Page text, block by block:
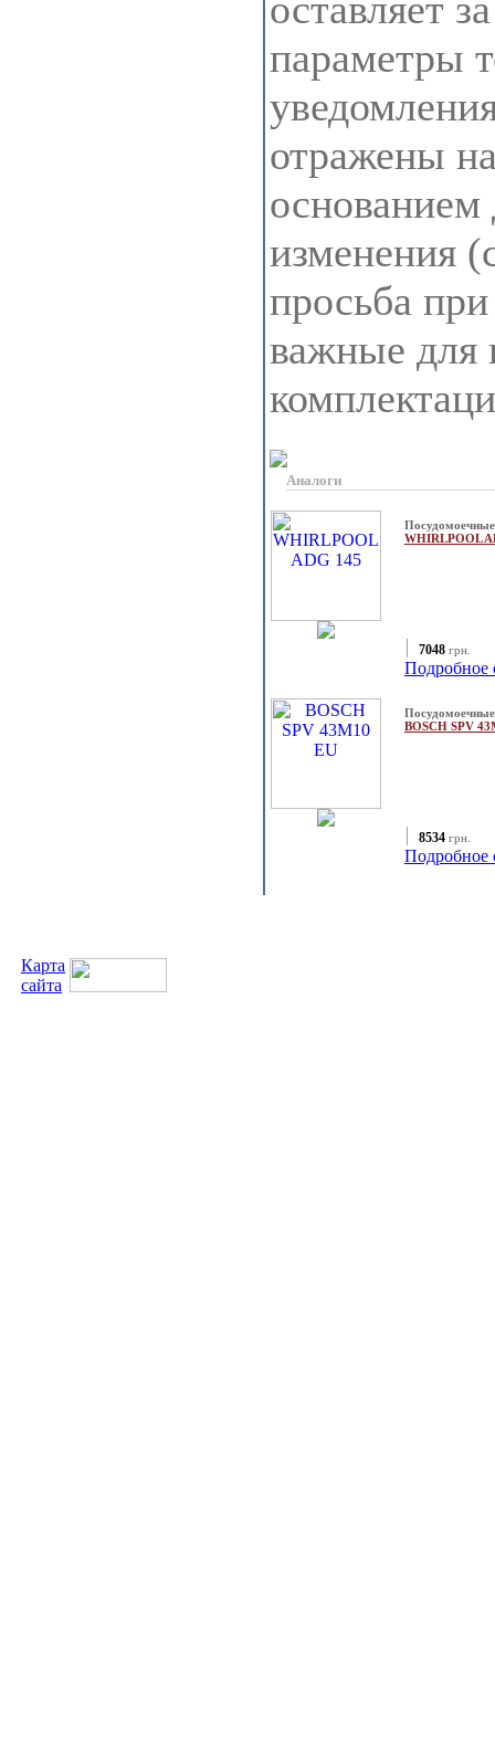
параметры
отражены
основанием
изменения
просьба
важные для
Аналоги
WHIRLPOOL
7048 грн.
Подробное
BOSCH SPV
8534 грн.
Подробное
Карта
сайта